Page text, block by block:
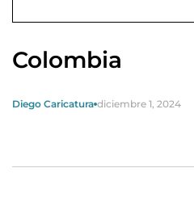
Colombia
Diego Caricatura diciembre 1, 2024